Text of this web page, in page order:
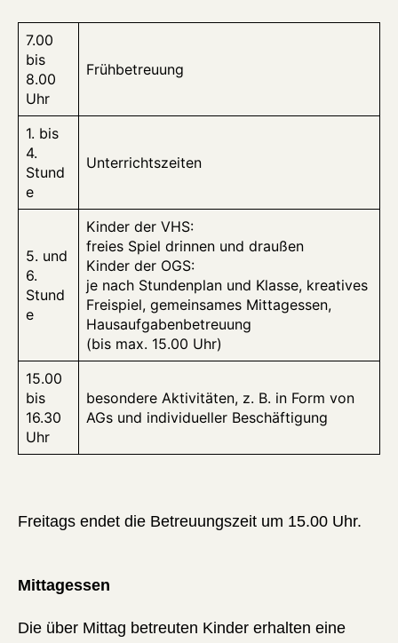
7.00
bis
8.00
Uhr
Frühbetreuung
1. bis
4.
Stund
e
Unterrichtszeiten
5. und
6.
Stund
e
Kinder der VHS:
freies Spiel drinnen und draußen
Kinder der OGS:
je nach Stundenplan und Klasse, kreatives
Freispiel, gemeinsames Mittagessen,
Hausaufgabenbetreuung
(bis max. 15.00 Uhr)
15.00
bis
16.30
Uhr
besondere Aktivitäten, z. B. in Form von
AGs und individueller Beschäftigung
Freitags endet die Betreuungszeit um 15.00 Uhr.
Mittagessen
Die über Mittag betreuten Kinder erhalten eine